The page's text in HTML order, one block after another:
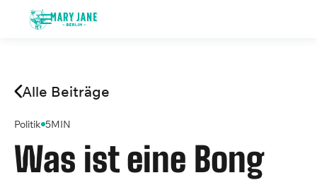
Alle Beiträge
Politik 5MIN
Was ist eine Bong